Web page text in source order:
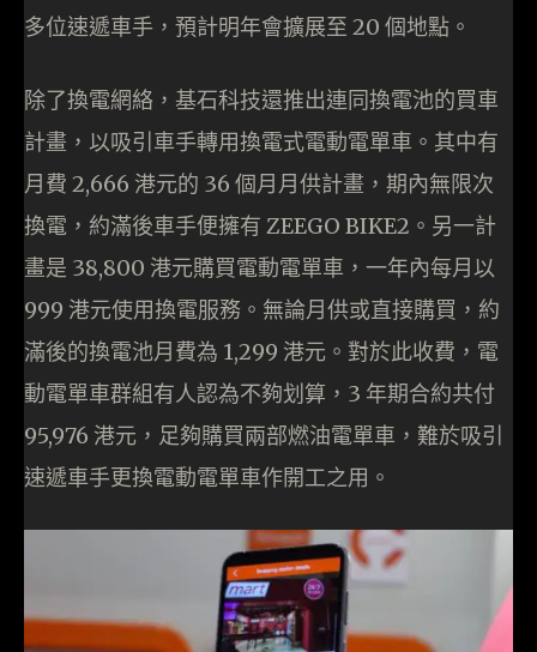
多位速遞車手，預計明年會擴展至 20 個地點。
除了換電網絡，基石科技還推出連同換電池的買車
計畫，以吸引車手轉用換電式電動電單車。其中有
月費 2,666 港元的 36 個月月供計畫，期內無限次
換電，約滿後車手便擁有 ZEEGO BIKE2。另一計
畫是 38,800 港元購買電動電單車，一年內每月以
999 港元使用換電服務。無論月供或直接購買，約
滿後的換電池月費為 1,299 港元。對於此收費，電
動電單車群組有人認為不夠划算，3 年期合約共付
95,976 港元，足夠購買兩部燃油電單車，難於吸引
速遞車手更換電動電單車作開工之用。